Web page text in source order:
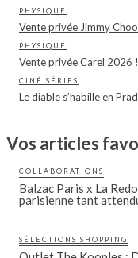
PHYSIQUE
Vente privée Jimmy
PHYSIQUE
Vente privée Carel 2026 !
CINÉ SÉRIES
Le diable s’habille en
Vos articles
COLLABORATIONS
Balzac Paris x La
parisienne tant
SÉLECTIONS SHOPPING